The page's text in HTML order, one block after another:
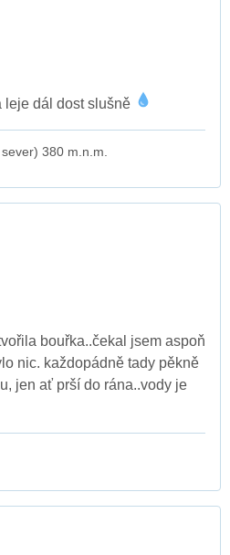
leje dál dost slušně
380 m.n.m.
bouřka..čekal jsem aspoň
nic. každopádně tady pěkně
jen ať prší do rána..vody je